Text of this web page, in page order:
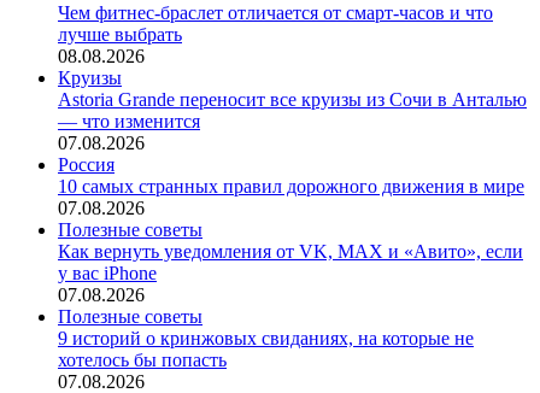
Чем фитнес-браслет отличается от смарт-часов и что
лучше выбрать
08.08.2026
Круизы
Astoria Grande переносит все круизы из Сочи в Анталью
— что изменится
07.08.2026
Россия
10 самых странных правил дорожного движения в мире
07.08.2026
Полезные советы
Как вернуть уведомления от VK, MAX и «Авито», если
у вас iPhone
07.08.2026
Полезные советы
9 историй о кринжовых свиданиях, на которые не
хотелось бы попасть
07.08.2026